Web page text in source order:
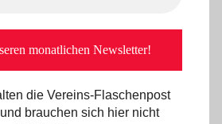
die Vereins-Flaschenpost
brauchen sich hier nicht